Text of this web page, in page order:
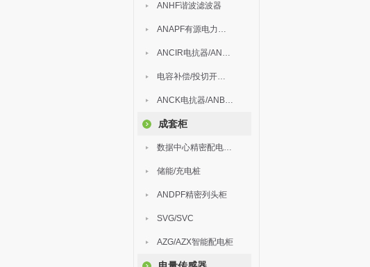
ANHF谐波滤波器
ANAPF有源电力滤波器
ANCIR电抗器/ANHPD300谐波保护器
电容补偿/投切开关/ARC
ANCK电抗器/ANBSMJ自愈式低压并联电容器
成套柜
数据中心精密配电监控装置
储能/充电桩
ANDPF精密列头柜
SVG/SVC
AZG/AZX智能配电柜